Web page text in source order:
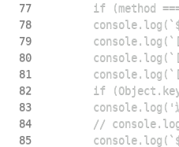
77
78
79
80
81
82
83
84
85